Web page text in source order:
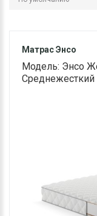
Матрас Энсо
Модель: Энсо
Среднежесткий